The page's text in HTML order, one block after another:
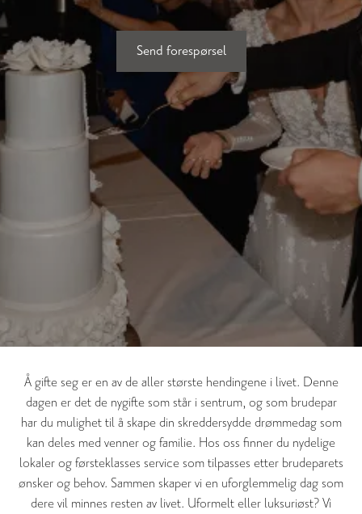
Send forespørsel
Å gifte seg er en av de aller største hendingene i livet. Denne
dagen er det de nygifte som står i sentrum, og som brudepar
har du mulighet til å skape din skreddersydde drømmedag som
kan deles med venner og familie. Hos oss finner du nydelige
lokaler og førsteklasses service som tilpasses etter brudeparets
ønsker og behov. Sammen skaper vi en uforglemmelig dag som
dere vil minnes resten av livet. Uformelt eller luksuriøst? Vi